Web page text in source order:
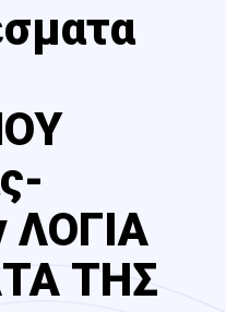
ΛΟΓΙΑ
ΤΗΣ